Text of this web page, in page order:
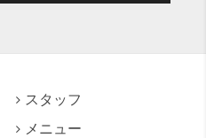
スタッフ
メニュー